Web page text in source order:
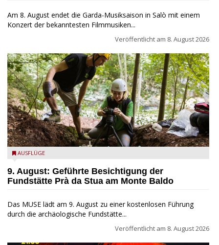
Am 8. August endet die Garda-Musiksaison in Salò mit einem
Konzert der bekanntesten Filmmusiken...
Veröffentlicht am 8. August 2026
die archäologische Fundstätte Riparo Prà da Stua am Monte
AUSFLÜGE
9. August: Geführte Besichtigung der
Fundstätte Prà da Stua am Monte Baldo
Das MUSE lädt am 9. August zu einer kostenlosen Führung
durch die archäologische Fundstätte...
Veröffentlicht am 8. August 2026